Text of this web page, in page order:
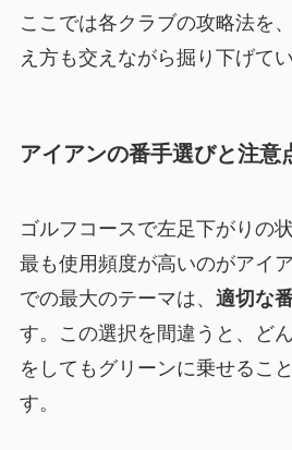
ここでは各クラブの攻略法を
え方も交えながら掘り下げてい
アイアンの番手選びと注意
ゴルフコースで左足下がりの
最も使用頻度が高いのがアイ
での最大のテーマは、 適切な
す。この選択を間違うと、ど
をしてもグリーンに乗せるこ
す。